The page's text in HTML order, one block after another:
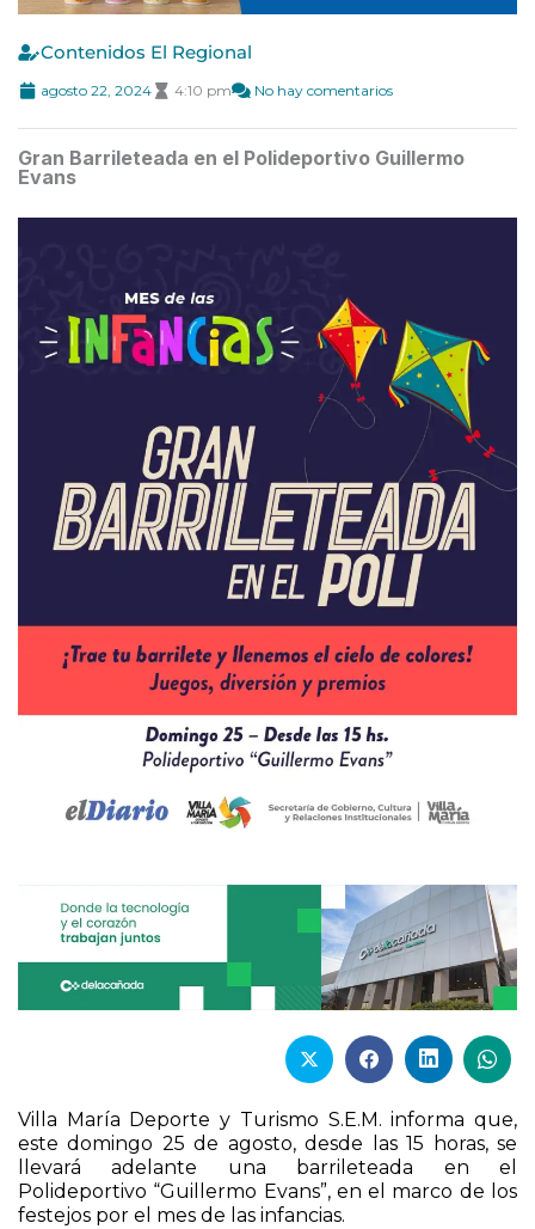
Contenidos El Regional
agosto 22, 2024 4:10 pm No hay comentarios
Gran Barrileteada en el Polideportivo Guillermo
Evans
Villa María Deporte y Turismo S.E.M. informa que,
este domingo 25 de agosto, desde las 15 horas, se
llevará adelante una barrileteada en el
Polideportivo “Guillermo Evans”, en el marco de los
festejos por el mes de las infancias.